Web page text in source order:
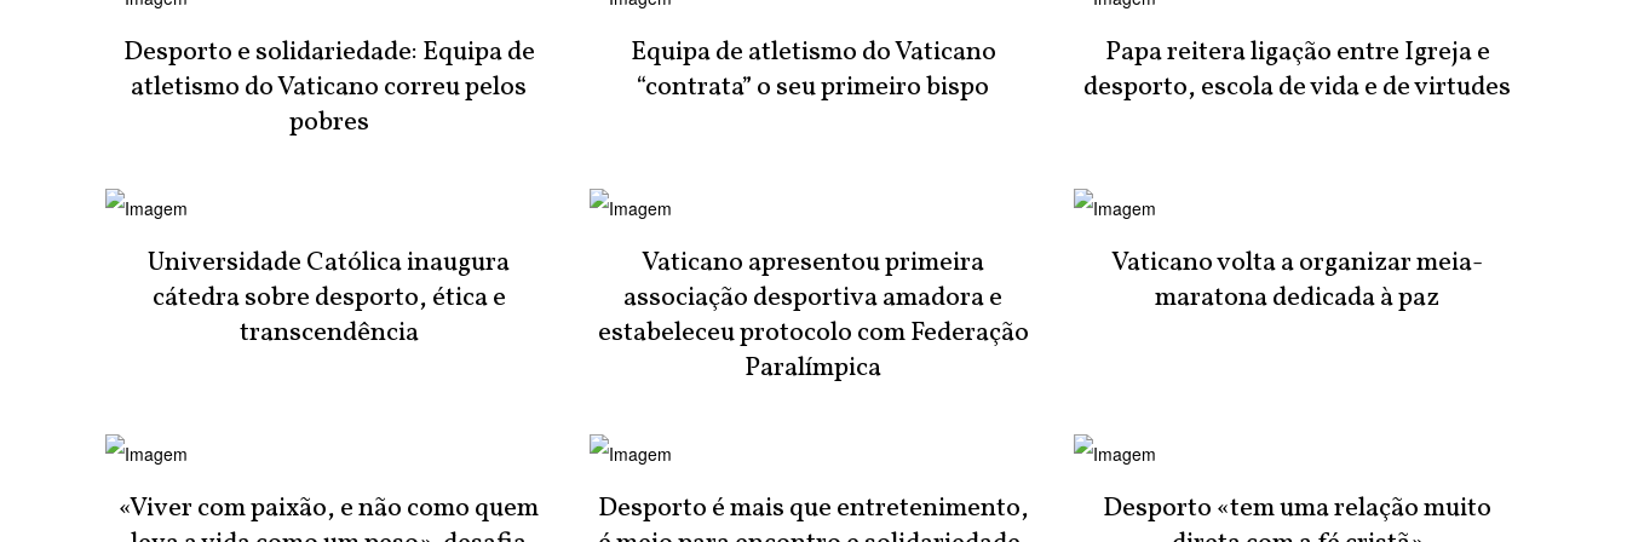
Desporto e solidariedade: Equipa de
atletismo do Vaticano correu pelos
pobres
Equipa de atletismo do Vaticano
“contrata” o seu primeiro bispo
Papa reitera ligação entre Igreja e
desporto, escola de vida e de virtudes
Universidade Católica inaugura
cátedra sobre desporto, ética e
transcendência
Vaticano apresentou primeira
associação desportiva amadora e
estabeleceu protocolo com Federação
Paralímpica
Vaticano volta a organizar meia-
maratona dedicada à paz
«Viver com paixão, e não como quem
Desporto é mais que entretenimento,
Desporto «tem uma relação muito